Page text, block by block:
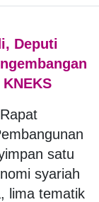
Deputi
satu
syariah
lima tematik